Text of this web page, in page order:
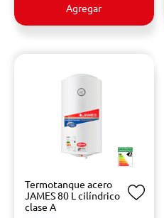
Agregar
Termotanque acero
JAMES 80 L cilíndrico
clase A